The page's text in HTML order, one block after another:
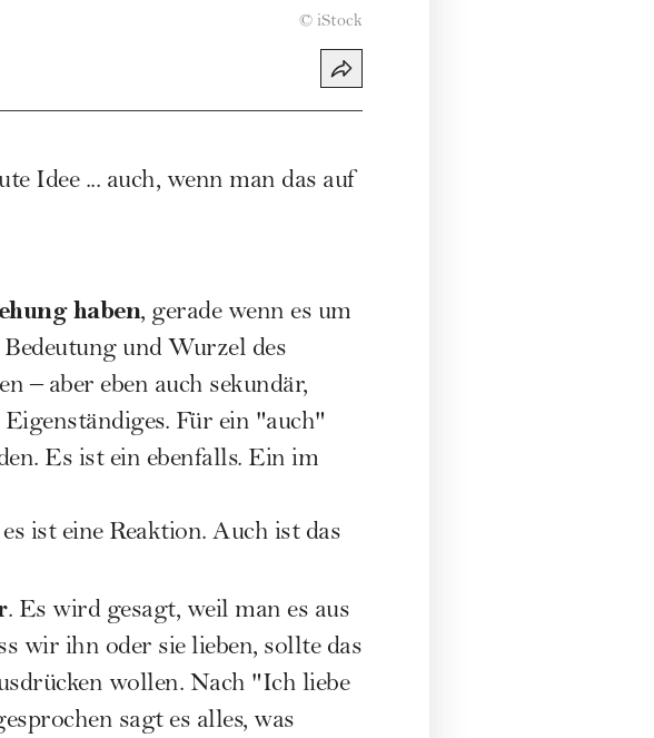
© iStock
Idee ... auch, wenn man das auf
haben, gerade wenn es um
und Wurzel des
– aber eben auch sekundär,
Für ein "auch"
Es ist ein ebenfalls. Ein im
ist eine Reaktion. Auch ist das
. Es wird gesagt, weil man es aus
wir ihn oder sie lieben, sollte das
wollen. Nach "Ich liebe
sagt es alles, was